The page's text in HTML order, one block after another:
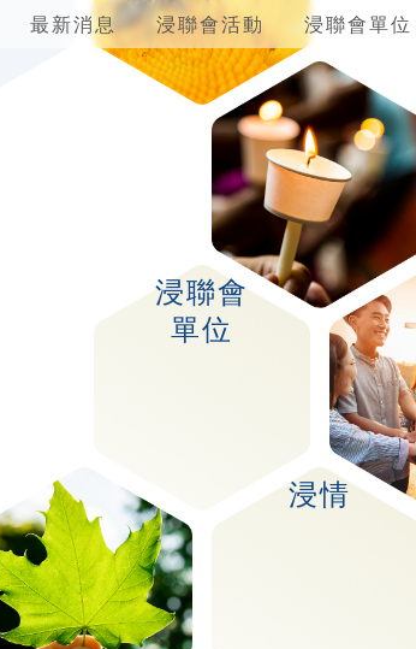
最新消息 浸聯會活動 浸聯會單位
浸聯會
單位
浸情